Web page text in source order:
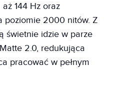
144 Hz oraz
poziomie 2000 nitów. Z
świetnie idzie w parze
2.0, redukująca
pracować w pełnym